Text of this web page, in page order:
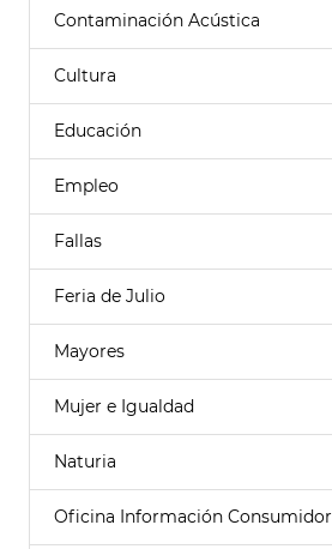
Contaminación Acústica
Cultura
Educación
Empleo
Fallas
Feria de Julio
Mayores
Mujer e Igualdad
Naturia
Oficina Información Consumidor